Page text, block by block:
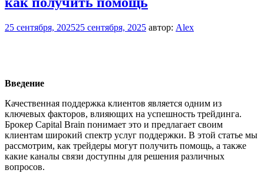
к
25 сентября, 202525 сентября, 2025 автор: Alex
Введение
Качественная поддержка клиентов является одним из
ключевых факторов, влияющих на успешность трейдинга.
Брокер Capital Brain понимает это и предлагает своим
клиентам широкий спектр услуг поддержки. В этой статье мы
рассмотрим, как трейдеры могут получить помощь, а также
какие каналы связи доступны для решения различных
вопросов.